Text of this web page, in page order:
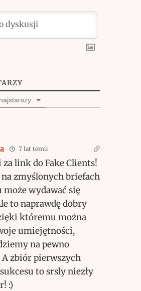
najstarszy
7 lat temu
link do Fake Clients!
zmyślonych briefach
może wydawać się
to naprawdę dobry
któremu można
umiejętności,
na pewno
zbiór pierwszych
to srsly niezły
:)